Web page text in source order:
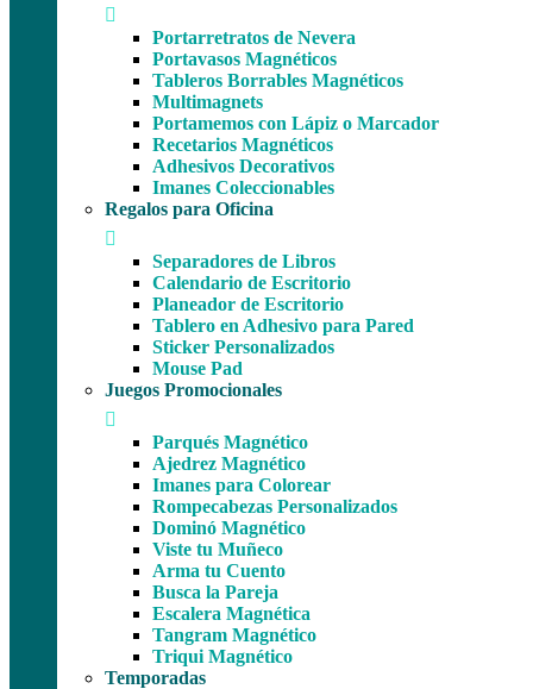
Portarretratos de Nevera
Portavasos Magnéticos
Tableros Borrables Magnéticos
Multimagnets
Portamemos con Lápiz o Marcador
Recetarios Magnéticos
Adhesivos Decorativos
Imanes Coleccionables
Regalos para Oficina
Separadores de Libros
Calendario de Escritorio
Planeador de Escritorio
Tablero en Adhesivo para Pared
Sticker Personalizados
Mouse Pad
Juegos Promocionales
Parqués Magnético
Ajedrez Magnético
Imanes para Colorear
Rompecabezas Personalizados
Dominó Magnético
Viste tu Muñeco
Arma tu Cuento
Busca la Pareja
Escalera Magnética
Tangram Magnético
Triqui Magnético
Temporadas